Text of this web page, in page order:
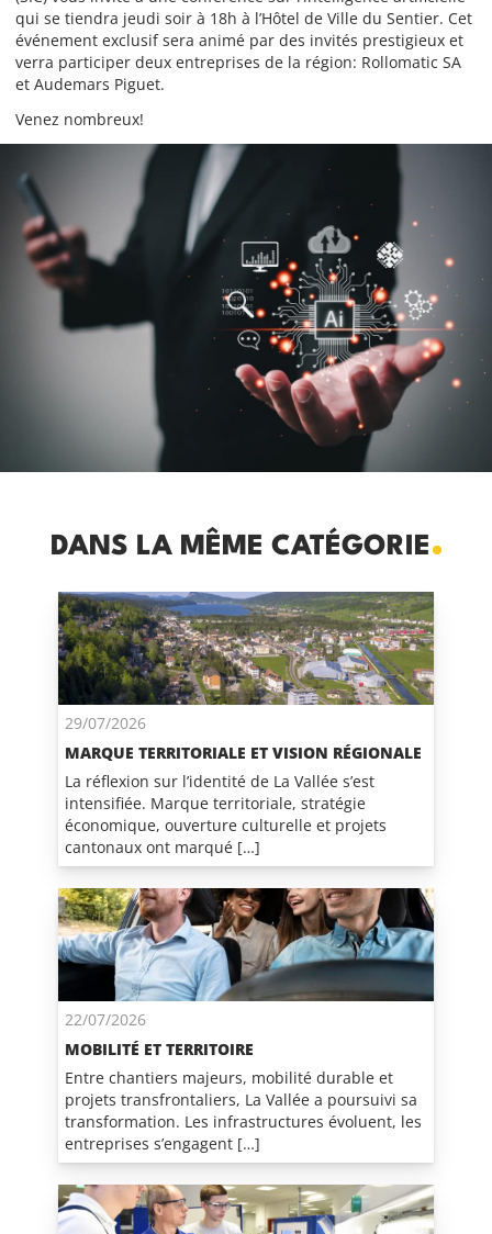
qui se tiendra jeudi soir à 18h à l’Hôtel de Ville du Sentier. Cet
événement exclusif sera animé par des invités prestigieux et
verra participer deux entreprises de la région: Rollomatic SA
et Audemars Piguet.
Venez nombreux!
DANS LA MÊME CATÉGORIE
29/07/2026
MARQUE TERRITORIALE ET VISION RÉGIONALE
La réflexion sur l’identité de La Vallée s’est
intensifiée. Marque territoriale, stratégie
économique, ouverture culturelle et projets
cantonaux ont marqué […]
22/07/2026
MOBILITÉ ET TERRITOIRE
Entre chantiers majeurs, mobilité durable et
projets transfrontaliers, La Vallée a poursuivi sa
transformation. Les infrastructures évoluent, les
entreprises s’engagent […]